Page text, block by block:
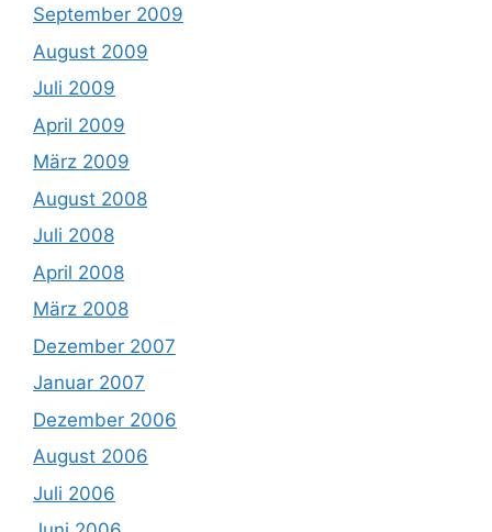
September 2009
August 2009
Juli 2009
April 2009
März 2009
August 2008
Juli 2008
April 2008
März 2008
Dezember 2007
Januar 2007
Dezember 2006
August 2006
Juli 2006